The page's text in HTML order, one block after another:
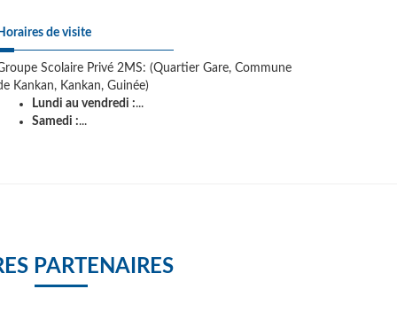
Horaires de visite
Scolaire Privé 2MS: (Quartier Gare, Commune
Kankan, Kankan, Guinée)
Lundi au vendredi :...
Samedi :...
PARTENAIRES